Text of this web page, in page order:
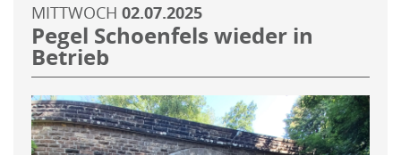
MITTWOCH 02.07.2025
Pegel Schoenfels wieder in
Betrieb